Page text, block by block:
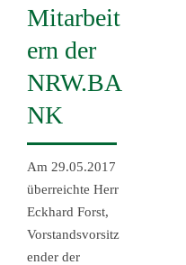
Mitarbeit
ern der
NRW.BA
NK
Am 29.05.2017
überreichte Herr
Eckhard Forst,
Vorstandsvorsitz
ender der